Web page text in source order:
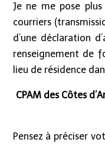
Je ne me pose
courriers
d’une déclaration
renseignement de
lieu de résidence
CPAM des Côtes
Pensez à préciser